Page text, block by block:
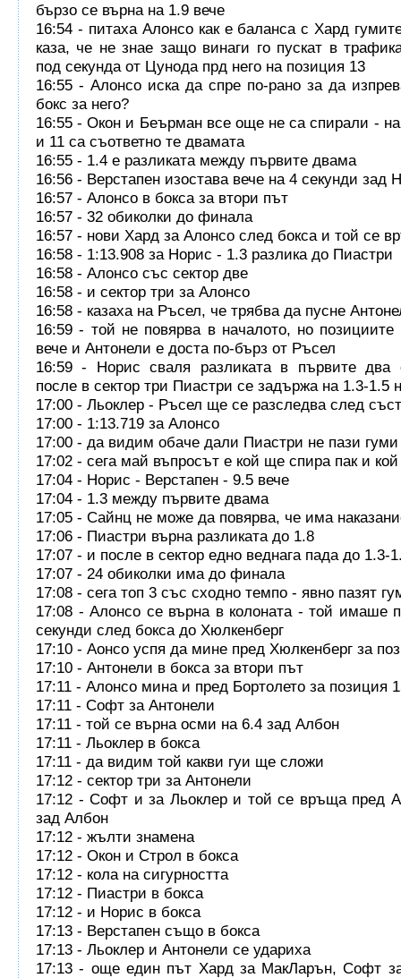
бързо се върна на 1.9 вече
16:54 - питаха Алонсо как е баланса с Хард
каза, че не знае защо винаги го пускат в
под секунда от Цунода прд него на позиция 13
16:55 - Алонсо иска да спре по-рано за да
бокс за него?
16:55 - Окон и Беърман все още не са спирали -
и 11 са съответно те двамата
16:55 - 1.4 е разликата между първите двама
16:56 - Верстапен изостава вече на 4 секунди зад
16:57 - Алонсо в бокса за втори път
16:57 - 32 обиколки до финала
16:57 - нови Хард за Алонсо след бокса и той се
16:58 - 1:13.908 за Норис - 1.3 разлика до Пиастри
16:58 - Алонсо със сектор две
16:58 - и сектор три за Алонсо
16:58 - казаха на Ръсел, че трябва да пусне
16:59 - той не повярва в началото, но
вече и Антонели е доста по-бърз от Ръсел
16:59 - Норис сваля разликата в първите два
после в сектор три Пиастри се задържа на 1.3-1.5
17:00 - Льоклер - Ръсел ще се разследва след
17:00 - 1:13.719 за Алонсо
17:00 - да видим обаче дали Пиастри не пази
17:02 - сега май въпросът е кой ще спира пак и
17:04 - Норис - Верстапен - 9.5 вече
17:04 - 1.3 между първите двама
17:05 - Сайнц не може да повярва, че има
17:06 - Пиастри върна разликата до 1.8
17:07 - и после в сектор едно веднага пада до 1.3-
17:07 - 24 обиколки има до финала
17:08 - сега топ 3 със сходно темпо - явно пазят
17:08 - Алонсо се върна в колоната - той имаше
секунди след бокса до Хюлкенберг
17:10 - Аонсо успя да мине пред Хюлкенберг за
17:10 - Антонели в бокса за втори път
17:11 - Алонсо мина и пред Бортолето за позиция
17:11 - Софт за Антонели
17:11 - той се върна осми на 6.4 зад Албон
17:11 - Льоклер в бокса
17:11 - да видим той какви гуи ще сложи
17:12 - сектор три за Антонели
17:12 - Софт и за Льоклер и той се връща пред
зад Албон
17:12 - жълти знамена
17:12 - Окон и Строл в бокса
17:12 - кола на сигурността
17:12 - Пиастри в бокса
17:12 - и Норис в бокса
17:13 - Верстапен също в бокса
17:13 - Льоклер и Антонели се удариха
17:13 - още един път Хард за МакЛарън, Софт